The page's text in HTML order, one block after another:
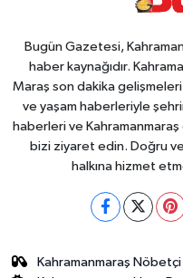
Bugün Gazetesi,
haber kaynağıdır.
Maraş son dakika
ve yaşam haberleriyle
haberleri ve
bizi ziyaret edin. Doğru
halkına hizmet
Kahramanmaraş